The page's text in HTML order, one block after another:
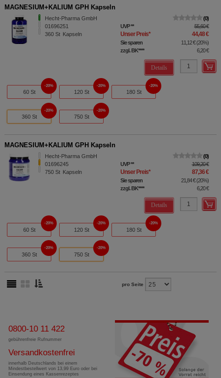
MAGNESIUM+KALIUM GPH Kapseln
Hecht-Pharma GmbH
01696251
360 St Kapseln
0
UVP** 55,60 €
Unser Preis* 44,48 €
Sie sparen 11,12 €(20%)
zzgl. BK**** 6,20 €
Details
60 St
20%
120 St
20%
180 St
20%
360 St
20%
750 St
20%
MAGNESIUM+KALIUM GPH Kapseln
Hecht-Pharma GmbH
01696245
750 St Kapseln
0
UVP** 109,20 €
Unser Preis* 87,36 €
Sie sparen 21,84 €(20%)
zzgl. BK**** 6,20 €
Details
60 St
20%
120 St
20%
180 St
20%
360 St
20%
750 St
20%
pro Seite
0800-10 11 422
gebührenfreie Rufnummer
Versandkostenfrei
innerhalb Deutschlands bei einem
Mindestbestellwert von 13,99 Euro oder bei
Einsendung eines Kassenrezeptes